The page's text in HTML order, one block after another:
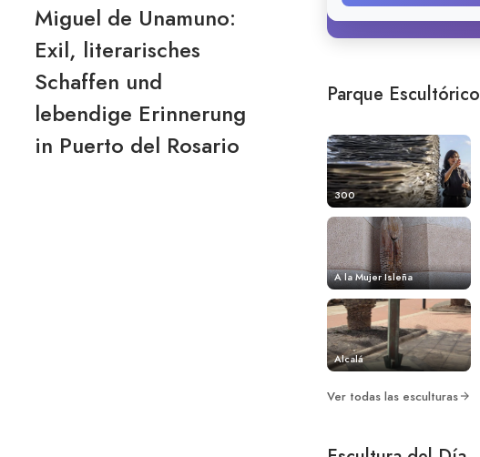
Miguel de Unamuno:
Exil, literarisches
Schaffen und
lebendige Erinnerung
in Puerto del Rosario
Parque Escultórico
300
A la Mujer Isleña
Alcalá
Ver todas las esculturas